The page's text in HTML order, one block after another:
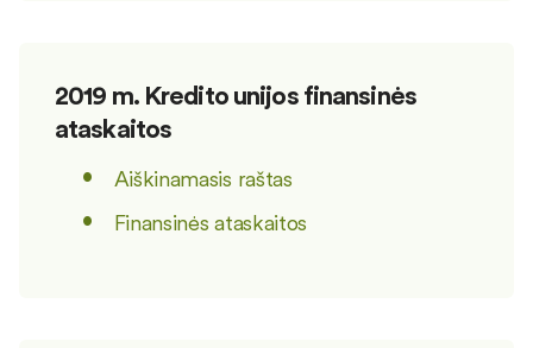
2019 m. Kredito unijos finansinės
ataskaitos
Aiškinamasis raštas
Finansinės ataskaitos